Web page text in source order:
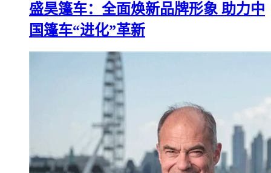
盛昊篷车：全面焕新品牌形象 助力中
国篷车“进化”革新